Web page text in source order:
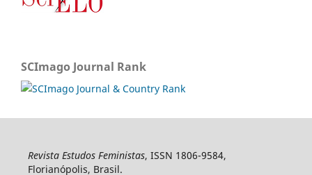
SCImago Journal Rank
Revista Estudos Feministas, ISSN 1806-9584,
Florianópolis, Brasil.